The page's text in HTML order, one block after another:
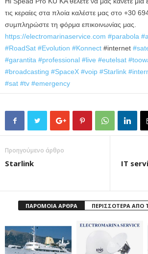
τις κεραίες στα πλοία καλέστε μας στο +30
συμπληρώστε τη φόρμα επικοινωνίας μας.
https://electromarinaservice.com #parabola
#RoadSat #Evolution #Konnect #internet
#garantita #professional #live #eutelsat
#broadcasting #SpaceX #voip #Starlink
#sat #tv #emergency
Προηγούμενο άρθρο
Starlink
IT
ΠΑΡΟΜΟΙΑ ΑΡΘΡΑ ΠΕΡΙΣΣΟΤΕΡΑ